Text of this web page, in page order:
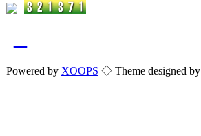
Powered by XOOPS ◇ Theme designed by